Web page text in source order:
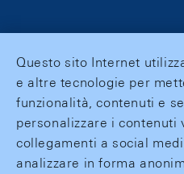
Questo sito Internet
e altre tecnologie per
funzionalità, contenuti e
personalizzare i contenuti
collegamenti a social
analizzare in forma